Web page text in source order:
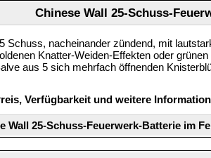
Chinese Wall 25-Schuss-
Schuss, nacheinander zündend, mit
Knatter-Weiden-Effekten oder
aus 5 sich mehrfach öffnenden
Verfügbarkeit und weitere
Wall 25-Schuss-Feuerwerk-Batterie im